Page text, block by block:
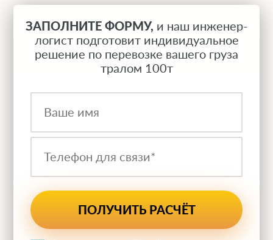
ЗАПОЛНИТЕ ФОРМУ, и наш инженер-
логист подготовит индивидуальное
решение по перевозке вашего груза
тралом 100т